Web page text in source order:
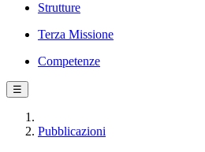
Strutture
Terza Missione
Competenze
☰
Pubblicazioni